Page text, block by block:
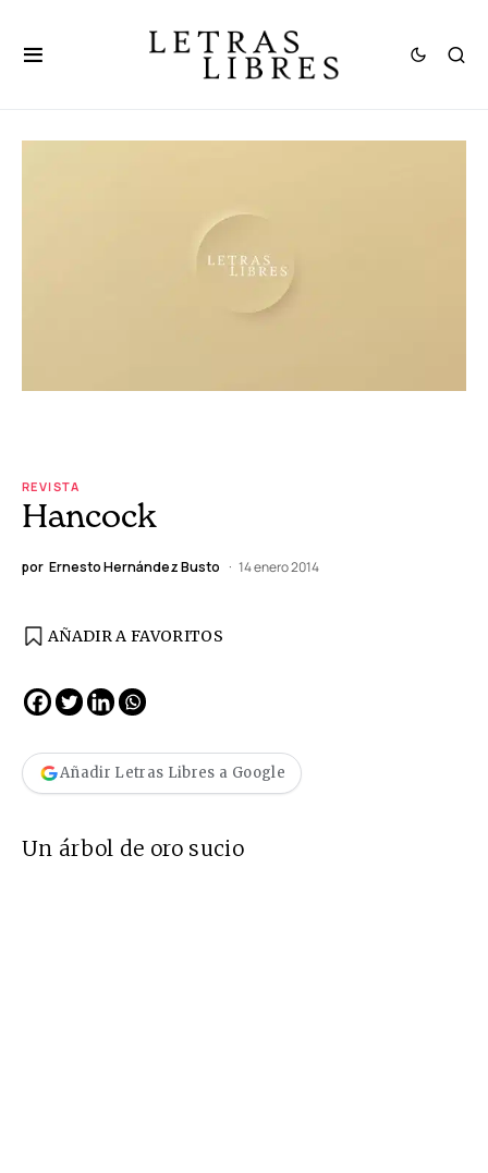
REVISTA
Hancock
por Ernesto Hernández Busto 14 enero 2014
AÑADIR A FAVORITOS
Añadir Letras Libres a Google
Un árbol de oro sucio